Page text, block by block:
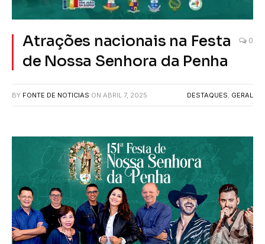
Atrações nacionais na Festa
de Nossa Senhora da Penha
0
BY FONTE DE NOTICIAS ON ABRIL 7, 2025 DESTAQUES, GERAL